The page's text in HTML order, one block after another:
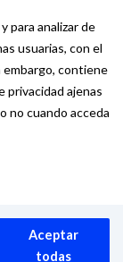
para analizar de
usuarias, con el
embargo, contiene
privacidad ajenas
no cuando acceda
Aceptar
todas
de Madrid
la actividad